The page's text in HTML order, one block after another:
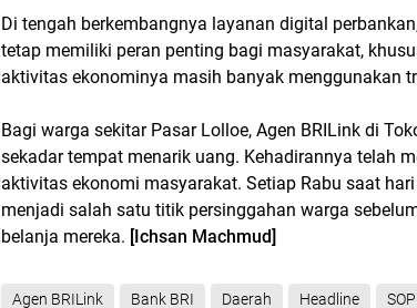
Di tengah berkembangnya layanan digital
tetap memiliki peran penting bagi masyarakat,
aktivitas ekonominya masih banyak menggunakan
Bagi warga sekitar Pasar Lolloe, Agen BRILink di
sekadar tempat menarik uang. Kehadirannya telah
aktivitas ekonomi masyarakat. Setiap Rabu saat
menjadi salah satu titik persinggahan warga
belanja mereka. [Ichsan Machmud]
Agen BRILink Bank BRI Daerah Headline